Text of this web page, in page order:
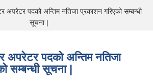
अपरेटर पदको अन्तिम नतिजा प्रकाशन गरिएको सम्बन्धी
सूचना |
अपरेटर पदको अन्तिम नतिजा
सम्बन्धी सूचना |